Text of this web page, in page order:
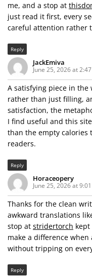
me, and a stop at
just read it first, every
careful attention rather
Reply
JackEmiva
June 25, 2026 at
A satisfying piece in the
rather than just filling,
satisfaction, the
I find useful and this
than the empty calories
readers.
Reply
Horaceopery
June 25, 2026 at
Thanks for the clean
awkward translations
stop at stridertorch
make a difference
without tripping on
Reply